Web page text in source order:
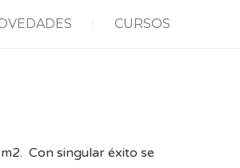
CURSOS
Con singular éxito se